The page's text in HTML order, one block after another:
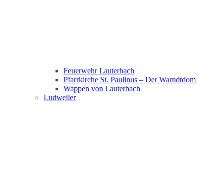
Feuerwehr Lauterbach
Pfarrkirche St. Paulinus – Der Warndtdom
Wappen von Lauterbach
Ludweiler